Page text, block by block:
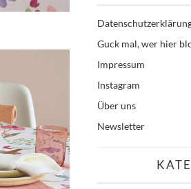
Guck mal, wer hier
Impressum
Instagram
Über uns
Newsletter